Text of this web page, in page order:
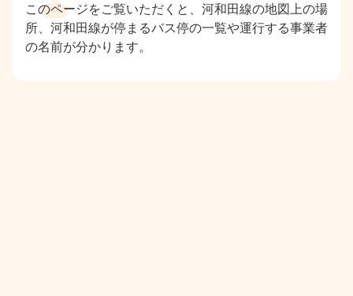
このページをご覧いただくと、河和田線の地図上の場
所、河和田線が停まるバス停の一覧や運行する事業者
の名前が分かります。